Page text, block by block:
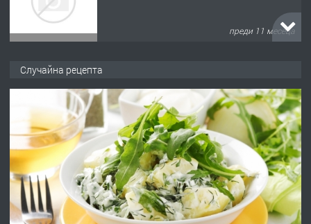
преди 11 месеца
преди 1 година
ПРЕДЛАГА Работа за общи работници
преди 1 година
Случайна рецепта